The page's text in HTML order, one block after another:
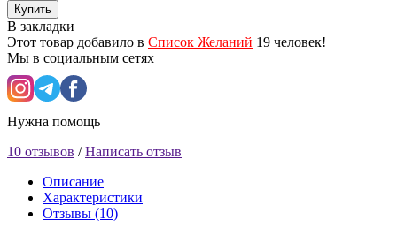
Купить
В закладки
Этот товар добавило в Список Желаний 19 человек!
Мы в социальным сетях
Нужна помощь
10 отзывов /Написать отзыв
Описание
Характеристики
Отзывы (10)